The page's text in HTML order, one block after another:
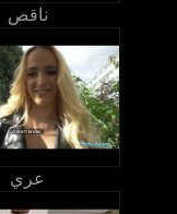
ناقص
عري